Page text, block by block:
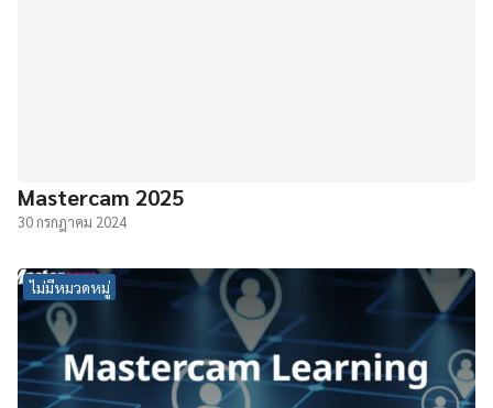
Mastercam 2025
30 กรกฎาคม 2024
ไม่มีหมวดหมู่